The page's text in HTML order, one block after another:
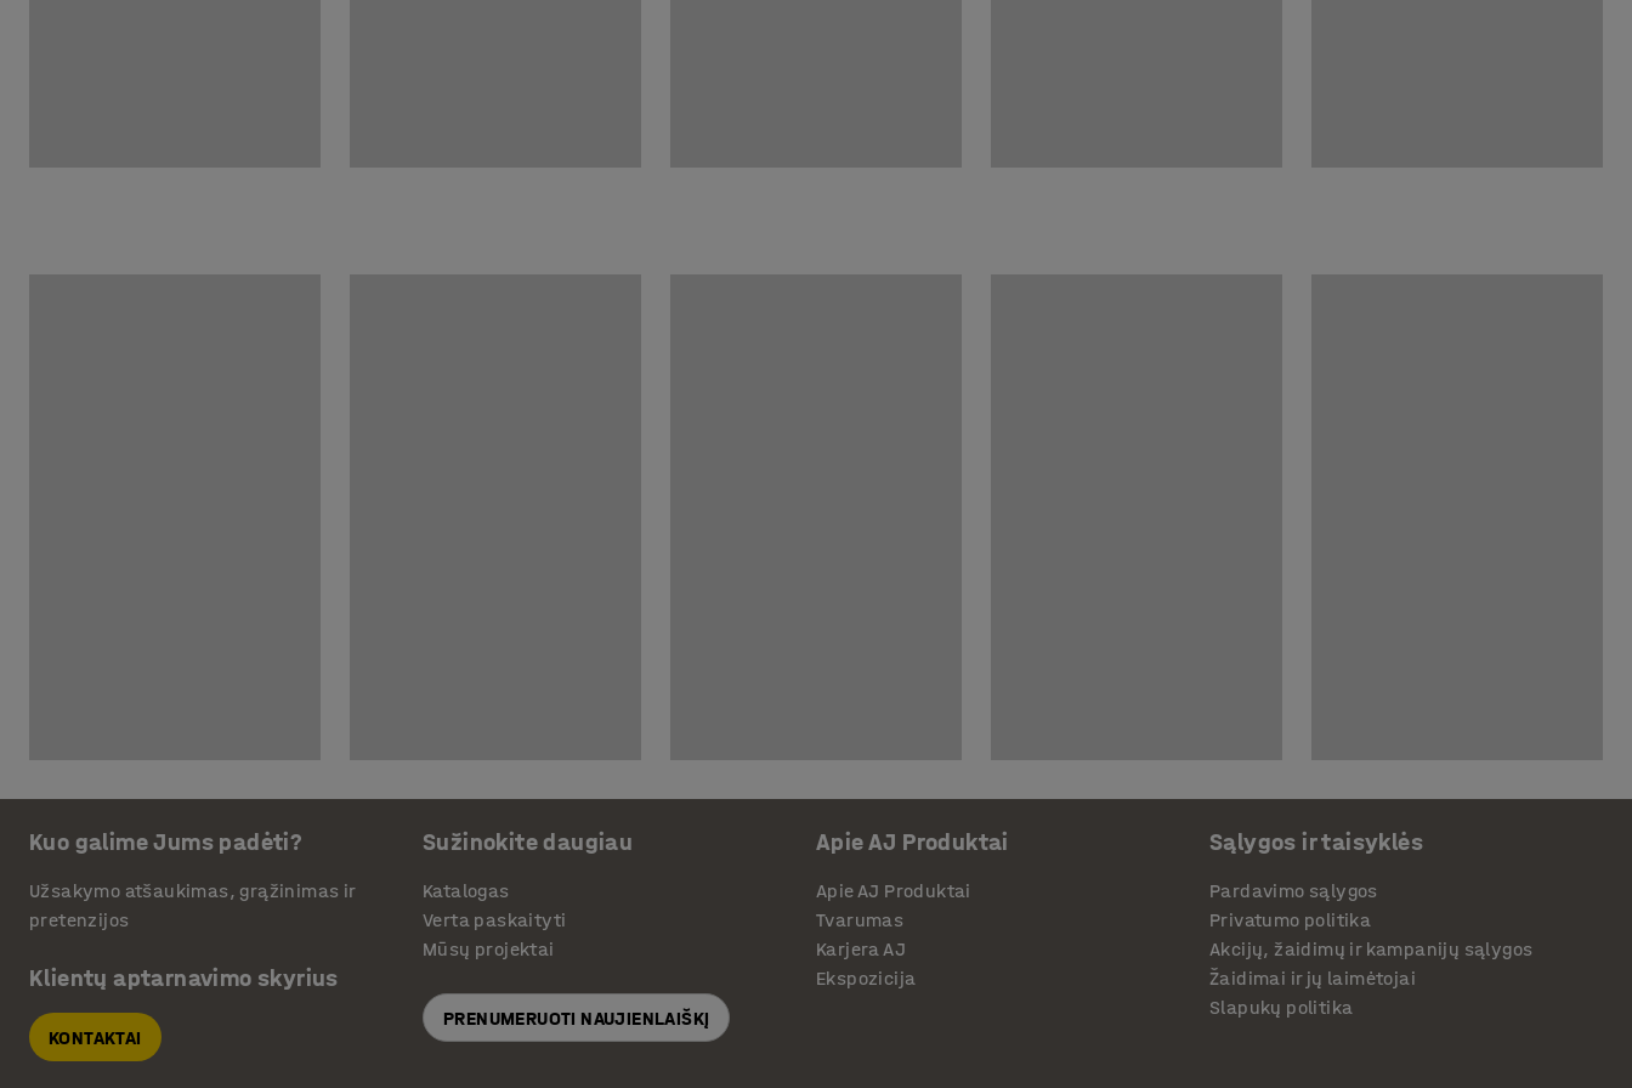
Kuo galime Jums padėti?
Užsakymo atšaukimas, grąžinimas ir
pretenzijos
Klientų aptarnavimo skyrius
KONTAKTAI
Sužinokite daugiau
Katalogas
Verta paskaityti
Mūsų projektai
PRENUMERUOTI NAUJIENLAIŠKĮ
Apie AJ Produktai
Apie AJ Produktai
Tvarumas
Karjera AJ
Ekspozicija
Sąlygos ir taisyklės
Pardavimo sąlygos
Privatumo politika
Akcijų, žaidimų ir kampanijų sąlygos
Žaidimai ir jų laimėtojai
Slapukų politika